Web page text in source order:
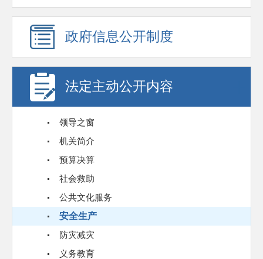
政府信息公开制度
法定主动公开内容
领导之窗
机关简介
预算决算
社会救助
公共文化服务
安全生产
防灾减灾
义务教育